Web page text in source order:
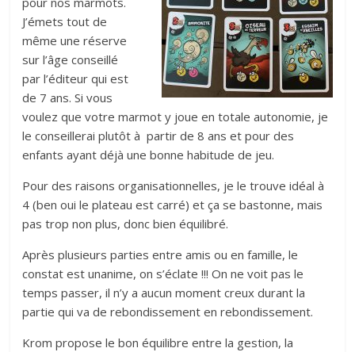
J’émets tout de
même une réserve
sur l’âge conseillé
par l’éditeur qui est
de 7 ans. Si vous
voulez que votre marmot y joue en totale autonomie, je
le conseillerai plutôt à partir de 8 ans et pour des
enfants ayant déjà une bonne habitude de jeu.
Pour des raisons organisationnelles, je le trouve idéal à
4 (ben oui le plateau est carré) et ça se bastonne, mais
pas trop non plus, donc bien équilibré.
Après plusieurs parties entre amis ou en famille, le
constat est unanime, on s’éclate !!! On ne voit pas le
temps passer, il n’y a aucun moment creux durant la
partie qui va de rebondissement en rebondissement.
Krom propose le bon équilibre entre la gestion, la